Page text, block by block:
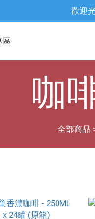
歡迎
區
咖
全部商品